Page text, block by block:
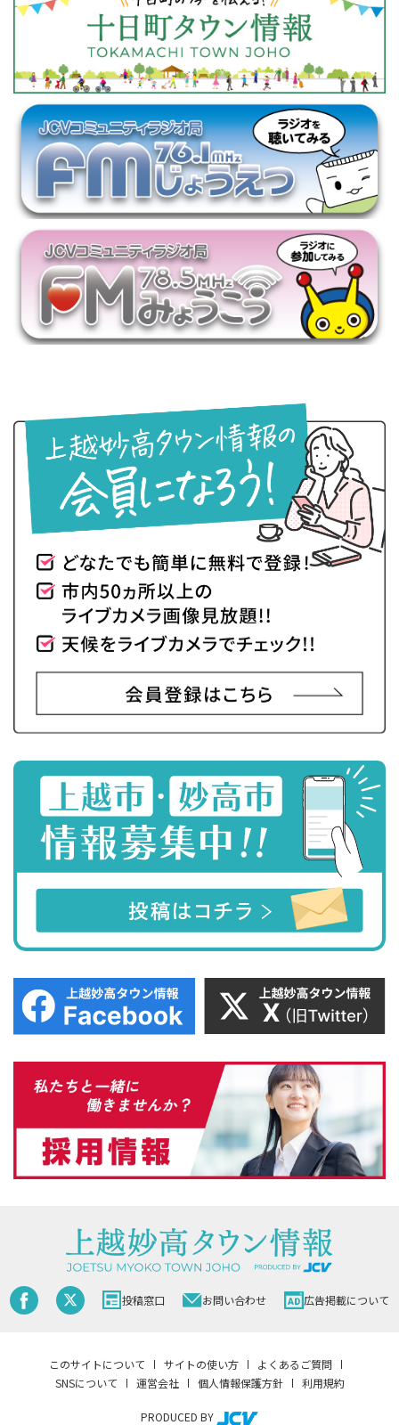
投稿窓口 お問い合わせ 広告掲載について
このサイトについて サイトの使い方
よくあるご質問
SNSについて
運営会社 個人情報保護方針 利用規約
PRODUCED BY